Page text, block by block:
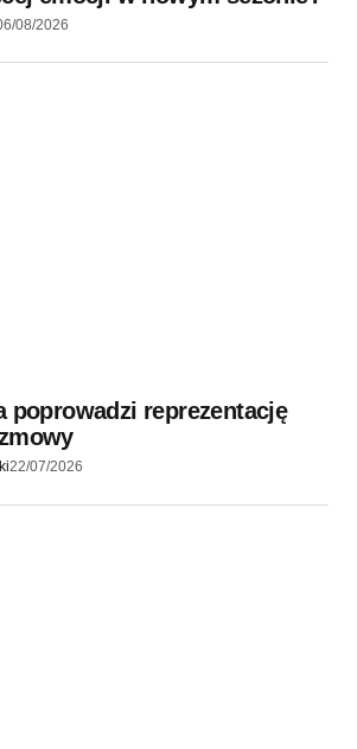
08/2026
poprowadzi reprezentację
22/07/2026